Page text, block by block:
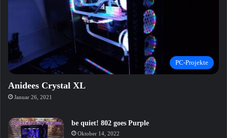
PC-Projekte
Anidees Crystal XL
Januar 26, 2021
be quiet! 802 goes Purple
Oktober 14, 2022